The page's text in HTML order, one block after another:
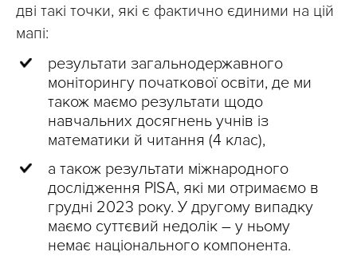
дві такі точки, які є фактично єдиними на цій
мапі:
результати загальнодержавного
моніторингу початкової освіти, де ми
також маємо результати щодо
навчальних досягнень учнів із
математики й читання (4 клас),
а також результати міжнародного
дослідження PISА, які ми отримаємо в
грудні 2023 року. У другому випадку
маємо суттєвий недолік – у ньому
немає національного компонента.